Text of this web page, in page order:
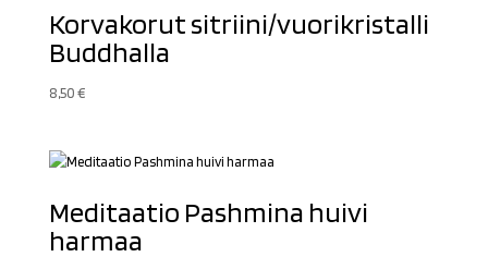
Korvakorut sitriini/vuorikristalli
Buddhalla
8,50€
Meditaatio Pashmina huivi
harmaa